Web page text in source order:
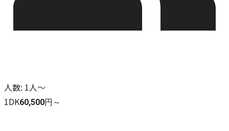
人数: 1人～
1DK60,500円～